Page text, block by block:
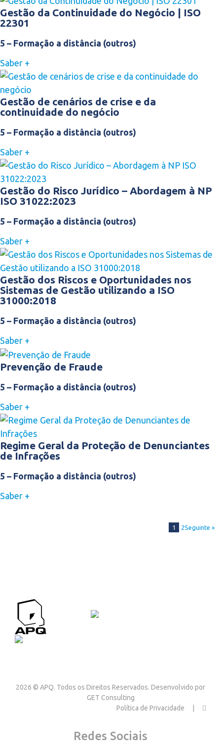
Gestão da Continuidade do Negócio | ISO
22301
5 – Formação a distância (outros)
Saber +
Gestão de cenários de crise e da
continuidade do negócio
5 – Formação a distância (outros)
Saber +
Gestão do Risco Jurídico – Abordagem à NP
ISO 31022:2023
5 – Formação a distância (outros)
Saber +
Gestão dos Riscos e Oportunidades nos
Sistemas de Gestão utilizando a ISO
31000:2018
5 – Formação a distância (outros)
Saber +
Prevenção de Fraude
5 – Formação a distância (outros)
Saber +
Regime Geral da Proteção de Denunciantes
de Infrações
5 – Formação a distância (outros)
Saber +
1 2Seguinte »
2026 © APQ. Todos os Direitos Reservados. Desenvolvido por
GET Consulting
Política de Privacidade
Redes Sociais